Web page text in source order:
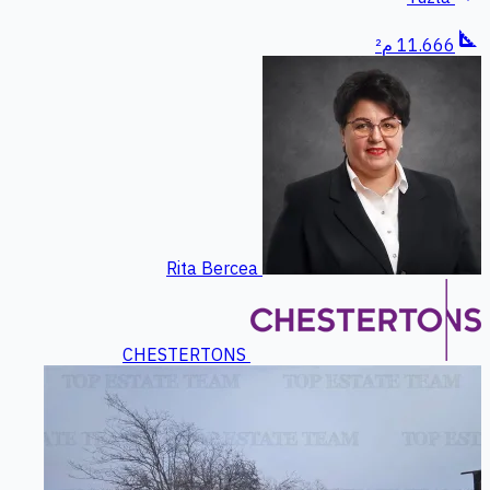
square_foot 11.666 م²
Rita Bercea
CHESTERTONS